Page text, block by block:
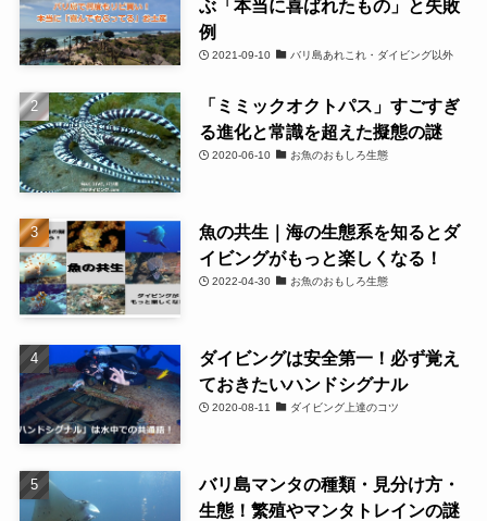
ぶ「本当に喜ばれたもの」と失敗
例
2021-09-10 バリ島あれこれ・ダイビング以外
「ミミックオクトパス」すごすぎ
る進化と常識を超えた擬態の謎
2020-06-10 お魚のおもしろ生態
魚の共生｜海の生態系を知るとダ
イビングがもっと楽しくなる！
2022-04-30 お魚のおもしろ生態
ダイビングは安全第一！必ず覚え
ておきたいハンドシグナル
2020-08-11 ダイビング上達のコツ
バリ島マンタの種類・見分け方・
生態！繁殖やマンタトレインの謎